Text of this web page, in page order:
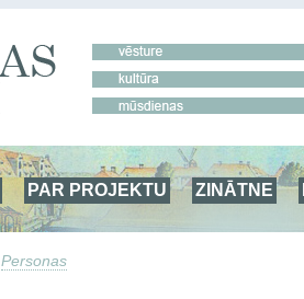
PAR PROJEKTU ZINĀTNE
Personas